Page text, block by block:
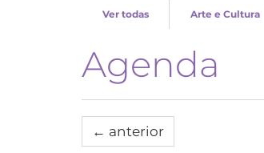
Ver todas Arte e Cultura
Agenda
← anterior